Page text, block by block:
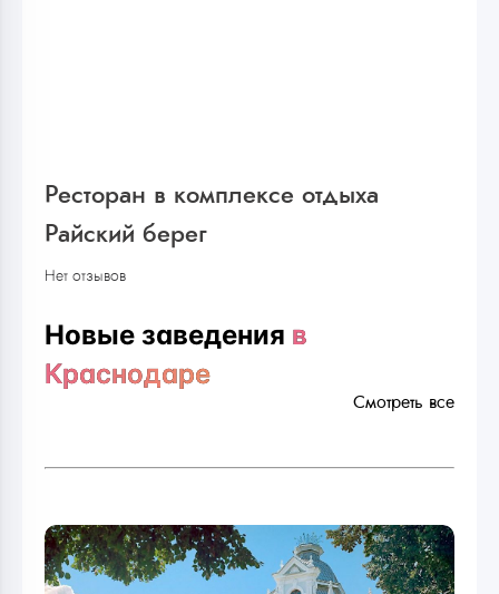
Ресторан в комплексе отдыха
Райский берег
Нет отзывов
Новые заведения в
Краснодаре
Смотреть все